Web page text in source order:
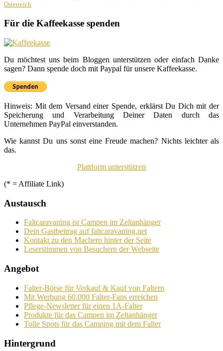
Österreich
Für die Kaffeekasse spenden
Du möchtest uns beim Bloggen unterstützen oder einfach Danke
sagen? Dann spende doch mit Paypal für unsere Kaffeekasse.
Hinweis: Mit dem Versand einer Spende, erklärst Du Dich mit der
Speicherung und Verarbeitung Deiner Daten durch das
Unternehmen PayPal einverstanden.
Wie kannst Du uns sonst eine Freude machen? Nichts leichter als
das.
Plattform unterstützen
(* = Affiliate Link)
Austausch
Faltcaravaning ist Campen im Zeltanhänger
Dein Gastbeitrag auf faltcaravaning.net
Kontakt zu den Machern hinter der Seite
Leserstimmen von Besuchern der Webseite
Angebot
Falter-Börse für Verkauf & Kauf von Faltern
Mit Werbung 60.000 Falter-Fans erreichen
Pflege-Newsletter für einen 1A-Falter
Produkte für das Campen im Zeltanhänger
Tolle Spots für das Camping mit dem Falter
Hintergrund